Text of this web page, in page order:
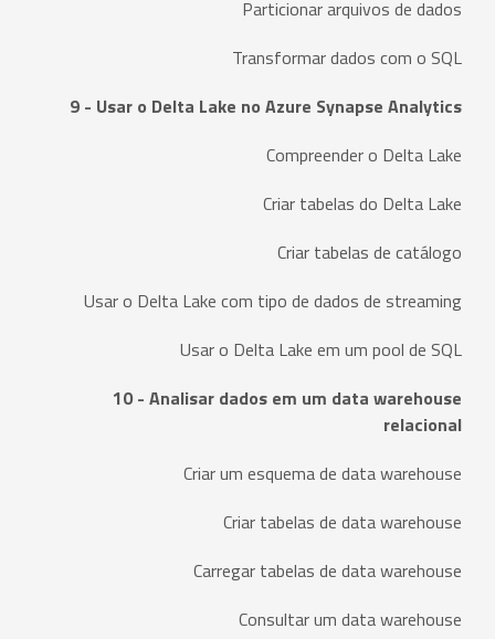
Particionar arquivos de dados
Transformar dados com o SQL
9 - Usar o Delta Lake no Azure Synapse Analytics
Compreender o Delta Lake
Criar tabelas do Delta Lake
Criar tabelas de catálogo
Usar o Delta Lake com tipo de dados de streaming
Usar o Delta Lake em um pool de SQL
10 - Analisar dados em um data warehouse
relacional
Criar um esquema de data warehouse
Criar tabelas de data warehouse
Carregar tabelas de data warehouse
Consultar um data warehouse